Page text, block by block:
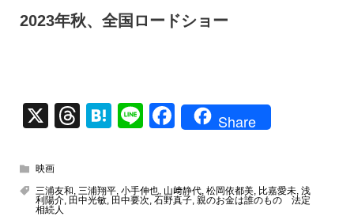
2023年秋、全国ロードショー
X T
a
H
n
Li F
e
Share
映画
三浦友和 三浦翔平, 小手伸也, 山﨑静代, 松岡依都美, 比嘉愛未, 浅
利陽介, 田中光敏, 田中要次 石野真子, 親のお金は誰のもの 法定
相続人